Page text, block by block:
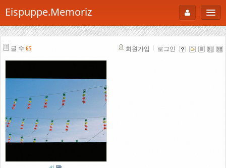
Eispuppe.Memoriz
About
AboutTori
Snaps
B Cut
글 수 65 회원가입 로그인